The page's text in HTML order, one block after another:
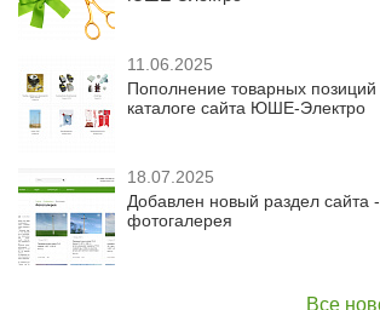
11.06.2025
Пополнение товарных позиций
каталоге сайта ЮШЕ-Электро
18.07.2025
Добавлен новый раздел сайта -
фотогалерея
Все